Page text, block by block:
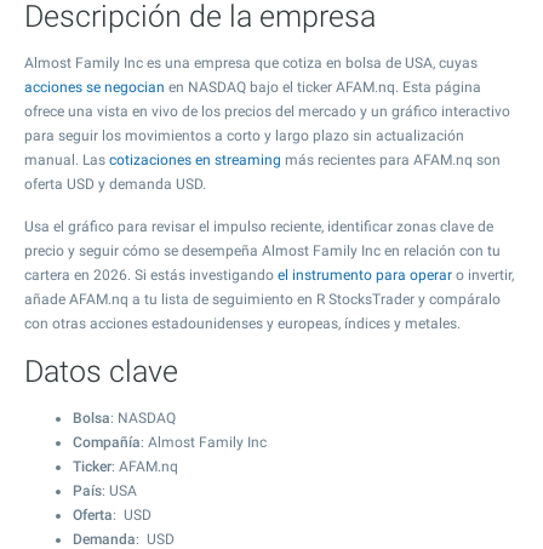
Descripción de la empresa
Almost Family Inc es una empresa que cotiza en bolsa de USA, cuyas
acciones se negocian en NASDAQ bajo el ticker AFAM.nq. Esta página
ofrece una vista en vivo de los precios del mercado y un gráfico interactivo
para seguir los movimientos a corto y largo plazo sin actualización
manual. Las cotizaciones en streaming más recientes para AFAM.nq son
oferta USD y demanda USD.
Usa el gráfico para revisar el impulso reciente, identificar zonas clave de
precio y seguir cómo se desempeña Almost Family Inc en relación con tu
cartera en 2026. Si estás investigando el instrumento para operar o invertir,
añade AFAM.nq a tu lista de seguimiento en R StocksTrader y compáralo
con otras acciones estadounidenses y europeas, índices y metales.
Datos clave
Bolsa: NASDAQ
Compañía: Almost Family Inc
Ticker: AFAM.nq
País: USA
Oferta: USD
Demanda: USD